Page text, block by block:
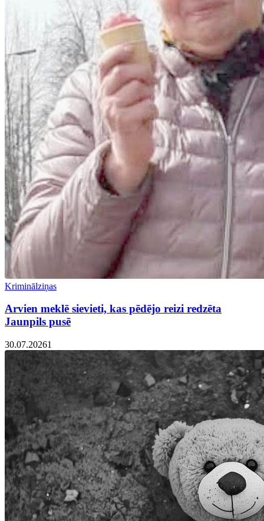
Kriminālziņas
Arvien meklē sievieti, kas pēdējo reizi redzēta
Jaunpils pusē
30.07.20261